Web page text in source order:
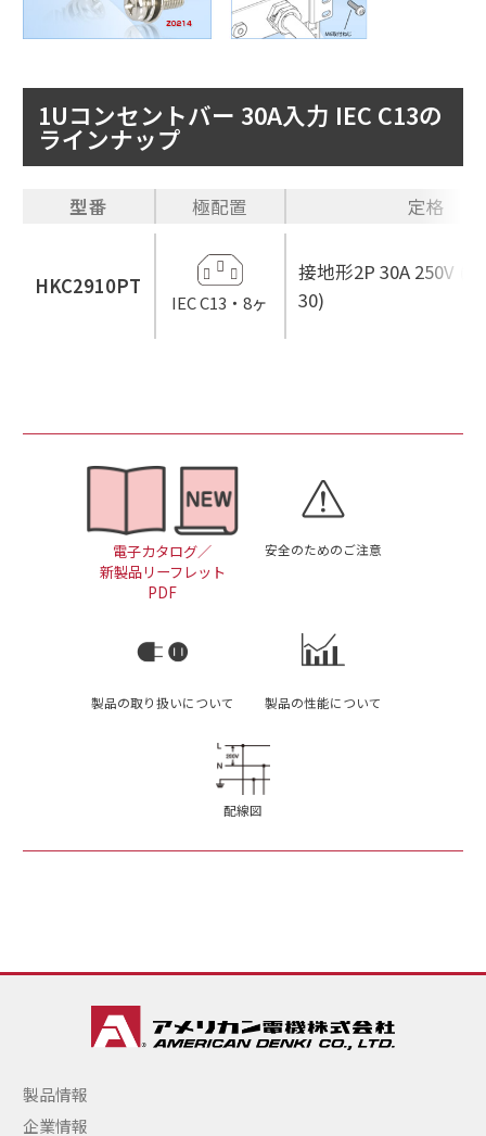
1Uコンセントバー 30A入力 IEC C13の
ラインナップ
型番 極配置 定格
HKC2910PT
IEC C13・8ヶ
接地形2P 30A 250V
30)
電子カタログ／
新製品リーフレット
PDF
安全のためのご注意
製品の取り扱いについて 製品の性能について
配線図
製品情報
企業情報